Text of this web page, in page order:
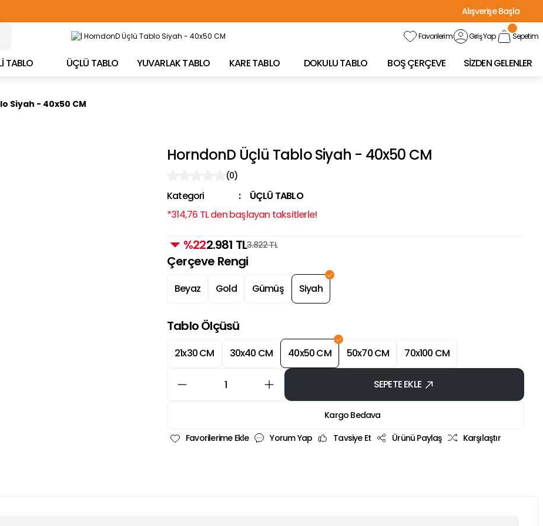
Alışverişe Başla
TÜRKİYE'NİN HER YERİNE ÜCRETSİZ KARGO!
Favorilerim Giriş Yap Sepetim
TABLO ÜÇLÜ TABLO YUVARLAK TABLO KARE TABLO DOKULU TABLO BOŞ ÇERÇEVE SİZDEN GELENLER
Siyah - 40x50 CM
HorndonD Üçlü Tablo Siyah - 40x50 CM
(0)
Kategori
ÜÇLÜ TABLO
*314,76 TL den başlayan taksitlerle!
%222.981 TL3.822 TL
Çerçeve Rengi
Beyaz Gold Gümüş Siyah
Tablo Ölçüsü
21x30 CM 30x40 CM 40x50 CM 50x70 CM 70x100 CM
SEPETE EKLE
Kargo Bedava
Yorum Yap
Tavsiye Et Ürünü Paylaş Karşılaştır